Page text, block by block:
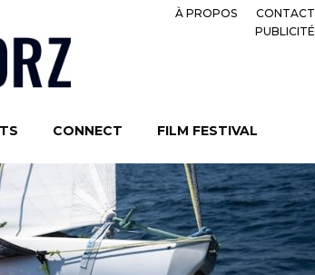
À PROPOS
CONTACT
PUBLICITÉ
CONNECT FILM FESTIVAL